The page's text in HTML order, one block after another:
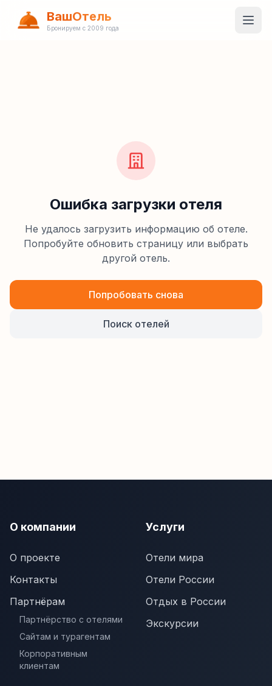
ВашОтель
Бронируем с 2009 года
Ошибка загрузки отеля
Не удалось загрузить информацию об отеле.
Попробуйте обновить страницу или выбрать
другой отель.
Попробовать снова
Поиск отелей
О компании
О проекте
Контакты
Партнёрам
Партнёрство с отелями
Сайтам и турагентам
Корпоративным
клиентам
Услуги
Отели мира
Отели России
Отдых в России
Экскурсии